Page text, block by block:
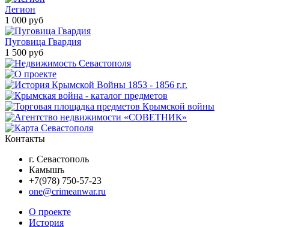
Легион
1 000 руб
Пуговица Гвардия
1 500 руб
Контакты
г. Севастополь
Камышъ
+7(978) 750-57-23
one@crimeanwar.ru
О проекте
История